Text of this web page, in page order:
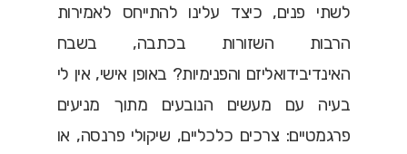
לשתי פנים, כיצד עלינו להתייחס לאמירות
הרבות השזורות בכתבה, בשבח
האינדיבידואליזם והפנימיות? באופן אישי, אין לי
בעיה עם מעשים הנובעים מתוך מניעים
פרגמטיים: צרכים כלכליים, שיקולי פרנסה, או